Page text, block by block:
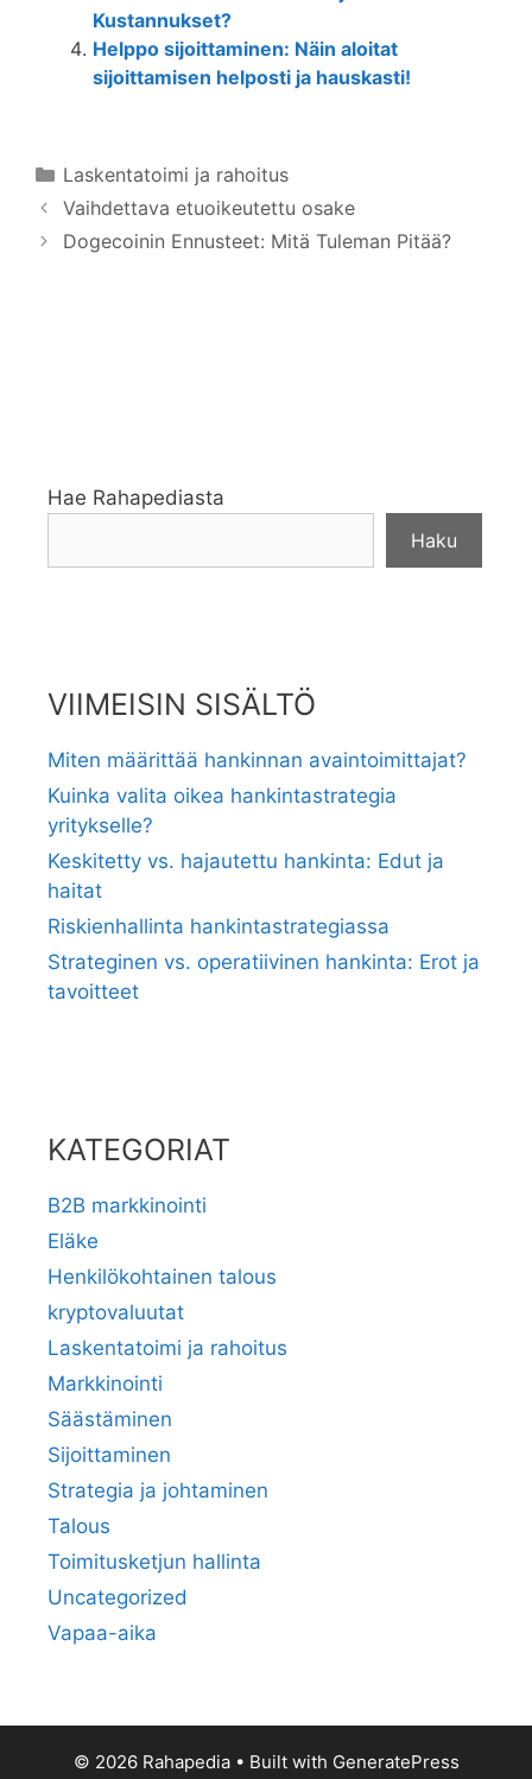
Kustannukset?
Helppo sijoittaminen: Näin aloitat
sijoittamisen helposti ja hauskasti!
Kategoriat
Laskentatoimi ja rahoitus
Vaihdettava etuoikeutettu osake
Dogecoinin Ennusteet: Mitä Tuleman Pitää?
Hae Rahapediasta
Haku
VIIMEISIN SISÄLTÖ
Miten määrittää hankinnan avaintoimittajat?
Kuinka valita oikea hankintastrategia
yritykselle?
Keskitetty vs. hajautettu hankinta: Edut ja
haitat
Riskienhallinta hankintastrategiassa
Strateginen vs. operatiivinen hankinta: Erot ja
tavoitteet
KATEGORIAT
B2B markkinointi
Eläke
Henkilökohtainen talous
kryptovaluutat
Laskentatoimi ja rahoitus
Markkinointi
Säästäminen
Sijoittaminen
Strategia ja johtaminen
Talous
Toimitusketjun hallinta
Uncategorized
Vapaa-aika
© 2026 Rahapedia• Built with GeneratePress